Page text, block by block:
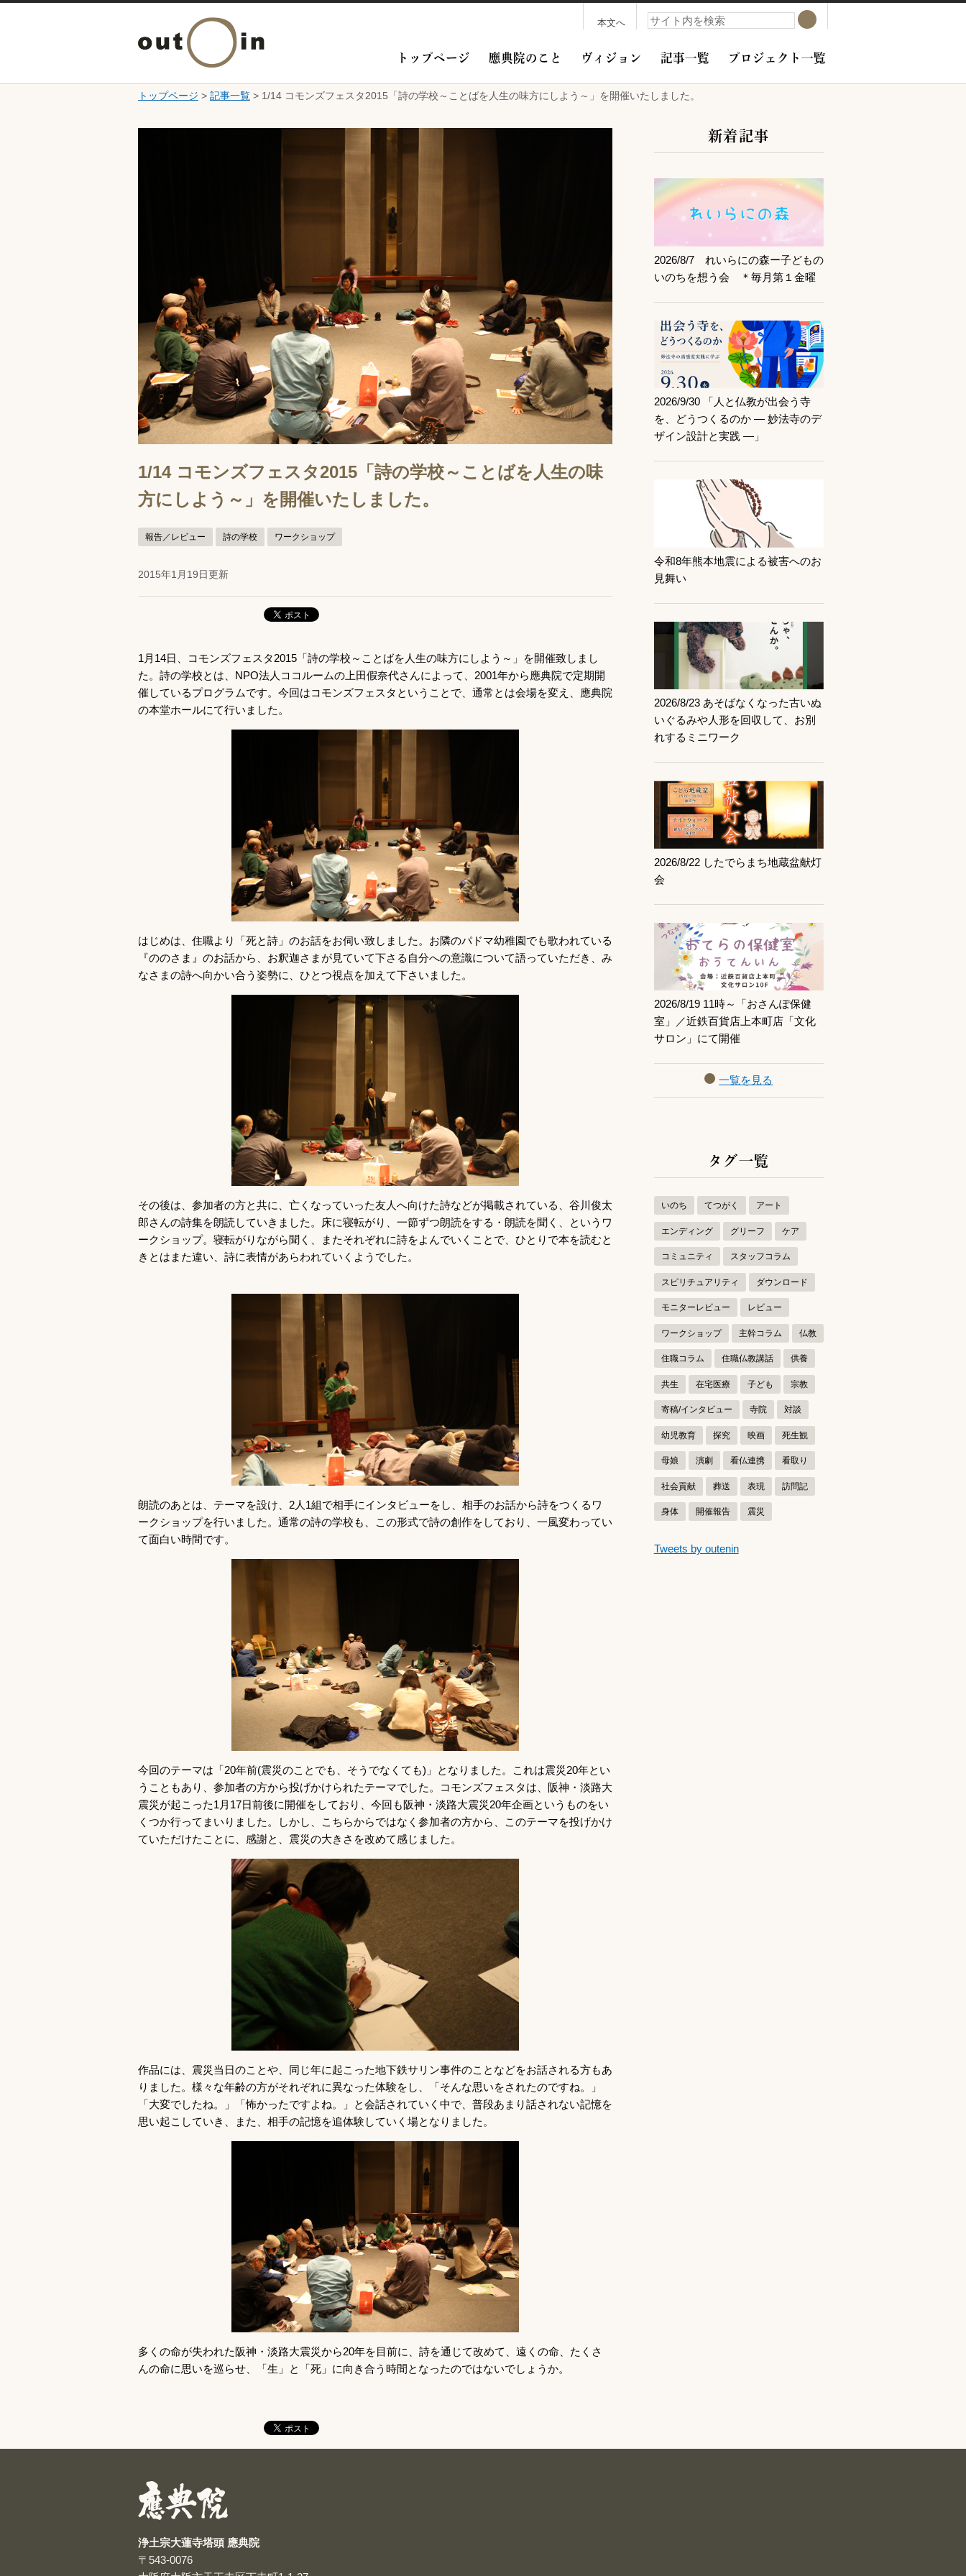
本文へ 検索
検索
トップページ 應典院のこと ヴィジョン 記事一覧 プロジェクト一覧
トップページ > 記事一覧 > 1/14 コモンズフェスタ2015「詩の学校～ことばを人生の味方にしよう～」を開催いたしました。
1/14 コモンズフェスタ2015「詩の学校～ことばを人生の味
方にしよう～」を開催いたしました。
報告／レビュー 詩の学校 ワークショップ
2015年1月19日更新
1月14日、コモンズフェスタ2015「詩の学校～ことばを人生の味方にしよう～」を開催致しまし
た。詩の学校とは、NPO法人ココルームの上田假奈代さんによって、2001年から應典院で定期開
催しているプログラムです。今回はコモンズフェスタということで、通常とは会場を変え、應典院
の本堂ホールにて行いました。
はじめは、住職より「死と詩」のお話をお伺い致しました。お隣のパドマ幼稚園でも歌われている
『ののさま』のお話から、お釈迦さまが見ていて下さる自分への意識について語っていただき、み
なさまの詩へ向かい合う姿勢に、ひとつ視点を加えて下さいました。
その後は、参加者の方と共に、亡くなっていった友人へ向けた詩などが掲載されている、谷川俊太
郎さんの詩集を朗読していきました。床に寝転がり、一節ずつ朗読をする・朗読を聞く、というワ
ークショップ。寝転がりながら聞く、またそれぞれに詩をよんでいくことで、ひとりで本を読むと
きとはまた違い、詩に表情があらわれていくようでした。
朗読のあとは、テーマを設け、2人1組で相手にインタビューをし、相手のお話から詩をつくるワ
ークショップを行いました。通常の詩の学校も、この形式で詩の創作をしており、一風変わってい
て面白い時間です。
今回のテーマは「20年前(震災のことでも、そうでなくても)」となりました。これは震災20年とい
うこともあり、参加者の方から投げかけられたテーマでした。コモンズフェスタは、阪神・淡路大
震災が起こった1月17日前後に開催をしており、今回も阪神・淡路大震災20年企画というものをい
くつか行ってまいりました。しかし、こちらからではなく参加者の方から、このテーマを投げかけ
ていただけたことに、感謝と、震災の大きさを改めて感じました。
作品には、震災当日のことや、同じ年に起こった地下鉄サリン事件のことなどをお話される方もあ
りました。様々な年齢の方がそれぞれに異なった体験をし、「そんな思いをされたのですね。」
「大変でしたね。」「怖かったですよね。」と会話されていく中で、普段あまり話されない記憶を
思い起こしていき、また、相手の記憶を追体験していく場となりました。
多くの命が失われた阪神・淡路大震災から20年を目前に、詩を通じて改めて、遠くの命、たくさ
んの命に思いを巡らせ、「生」と「死」に向き合う時間となったのではないでしょうか。
サブコンテンツ
新着記事
2026/8/7 れいらにの森ー子どもの
いのちを想う会 ＊毎月第１金曜
記事を読む
2026/9/30 「人と仏教が出会う寺
を、どうつくるのか ― 妙法寺のデ
ザイン設計と実践 ―」
記事を読む
令和8年熊本地震による被害へのお
見舞い
記事を読む
2026/8/23 あそばなくなった古いぬ
いぐるみや人形を回収して、お別
れするミニワーク
記事を読む
2026/8/22 したでらまち地蔵盆献灯
会
記事を読む
2026/8/19 11時～「おさんぽ保健
室」／近鉄百貨店上本町店「文化
サロン」にて開催
記事を読む
一覧を見る
タグ一覧
いのち てつがく アート
エンディング グリーフ ケア
コミュニティ スタッフコラム
スピリチュアリティ ダウンロード
モニターレビュー レビュー
ワークショップ 主幹コラム 仏教
住職コラム 住職仏教講話 供養
共生 在宅医療 子ども 宗教
寄稿/インタビュー 寺院 対談
幼児教育 探究 映画 死生観
母娘 演劇 看仏連携 看取り
社会貢献 葬送 表現 訪問記
身体 開催報告 震災
つぶやきをスキップする
Tweets by outenin
浄土宗大蓮寺塔頭 應典院
〒543-0076